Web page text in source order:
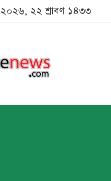
২২ শ্রাবণ ১৪৩৩